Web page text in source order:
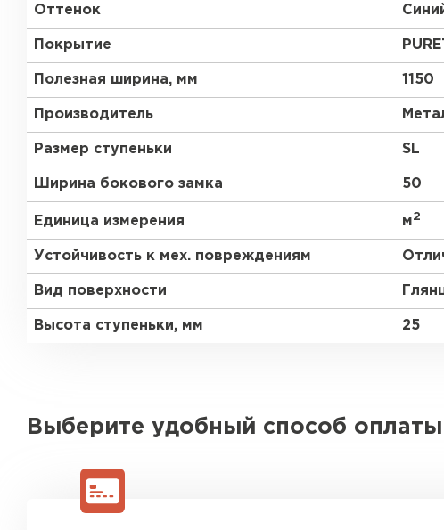
Оттенок
Покрытие
Полезная ширина, мм 1150
Производитель
Размер ступеньки SL
Ширина бокового замка 50
Единица измерения м2
Устойчивость к мех. повреждениям
Вид поверхности
Высота ступеньки, мм 25
Выберите удобный способ оплаты